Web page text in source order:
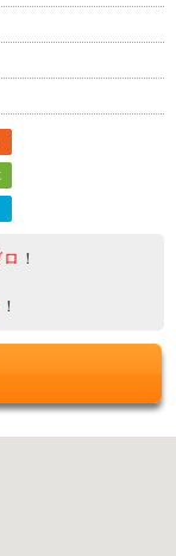
！
！